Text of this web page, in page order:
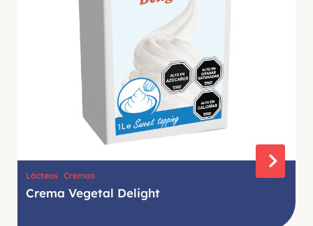
Lácteos, Cremas
Crema Vegetal Delight